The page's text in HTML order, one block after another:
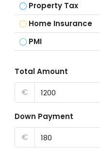
Property Tax
Home Insurance
PMI
Total Amount
€
Down Payment
€